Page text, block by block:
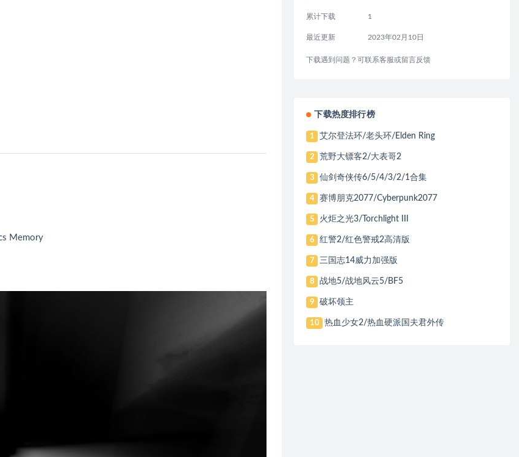
Memory
累计下载 1
最近更新 2023年02月10日
下载遇到问题？可联系客服或留言反馈
下载热度排行榜
1 艾尔登法环/老头环/Elden Ring
2 荒野大镖客2/大表哥2
3 仙剑奇侠传6/5/4/3/2/1合集
4 赛博朋克2077/Cyberpunk2077
5 火炬之光3/Torchlight III
6 红警2/红色警戒2高清版
7 三国志14威力加强版
8 战地5/战地风云5/BF5
9 破坏领主
10 热血少女2/热血硬派国夫君外传